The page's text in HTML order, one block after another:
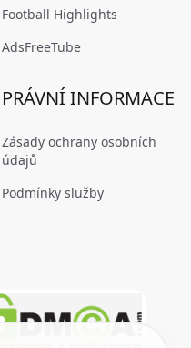
Football Highlights
AdsFreeTube
PRÁVNÍ INFORMACE
Zásady ochrany osobních
údajů
Podmínky služby